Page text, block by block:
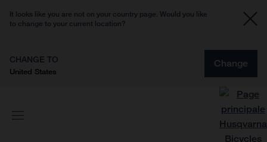
It looks like you are not on your country page. Would you like
to change to your current location?
CHANGE TO
United States
Change